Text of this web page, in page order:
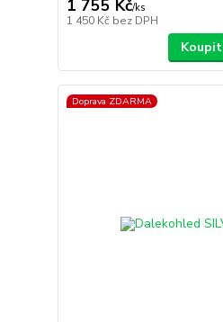
1 755 Kč/ks
1 450 Kč bez DPH
Koupit
Doprava ZDARMA